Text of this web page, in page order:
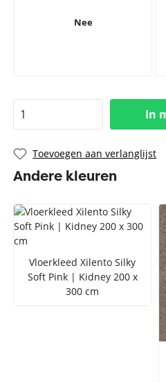
Nee
In
Toevoegen aan verlanglijst
Andere kleuren
Vloerkleed Xilento Silky
Soft Pink | Kidney 200 x
300 cm